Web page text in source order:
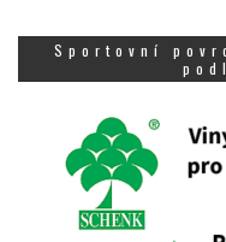
Sportovní